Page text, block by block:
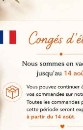
negra
Pata
prírodné
a